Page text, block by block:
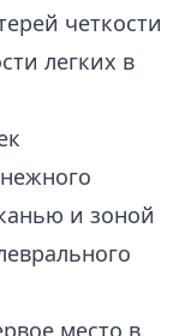
четкости
легких в
и зоной
место в